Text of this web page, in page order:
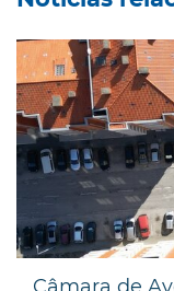
Câmara de